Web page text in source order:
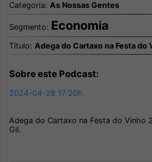
Categoria: As Nossas Gentes
Segmento: Economia
Título: Adega do Cartaxo na Festa do
Sobre este Podcast:
2024-04-28 17:20h
Adega do Cartaxo na Festa do Vinho
Gil.